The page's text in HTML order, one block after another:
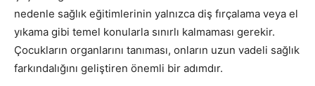
nedenle sağlık eğitimlerinin yalnızca diş fırçalama veya el
yıkama gibi temel konularla sınırlı kalmaması gerekir.
Çocukların organlarını tanıması, onların uzun vadeli sağlık
farkındalığını geliştiren önemli bir adımdır.